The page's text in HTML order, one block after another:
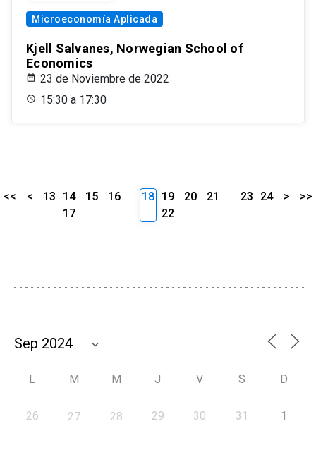
Microeconomía Aplicada
Kjell Salvanes, Norwegian School of
Economics
23 de Noviembre de 2022
15:30 a 17:30
<< < 13 14 15
16
17
18 19 20
21
22
23 24 > >>
L M M J V S D
26 27 28 29 30 31 1